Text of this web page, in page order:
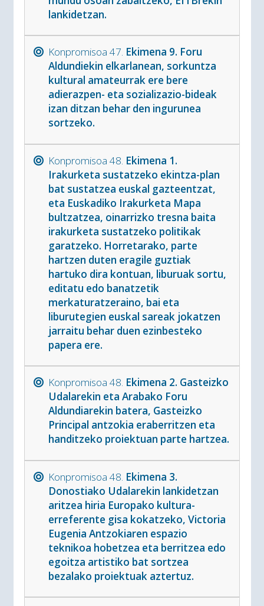
lankidetzan.
Konpromisoa 47. Ekimena 9. Foru
Aldundiekin elkarlanean, sorkuntza
kultural amateurrak ere bere
adierazpen- eta sozializazio-bideak
izan ditzan behar den ingurunea
sortzeko.
Konpromisoa 48. Ekimena 1.
Irakurketa sustatzeko ekintza-plan
bat sustatzea euskal gazteentzat,
eta Euskadiko Irakurketa Mapa
bultzatzea, oinarrizko tresna baita
irakurketa sustatzeko politikak
garatzeko. Horretarako, parte
hartzen duten eragile guztiak
hartuko dira kontuan, liburuak sortu,
editatu edo banatzetik
merkaturatzeraino, bai eta
liburutegien euskal sareak jokatzen
jarraitu behar duen ezinbesteko
papera ere.
Konpromisoa 48. Ekimena 2. Gasteizko
Udalarekin eta Arabako Foru
Aldundiarekin batera, Gasteizko
Principal antzokia eraberritzen eta
handitzeko proiektuan parte hartzea.
Konpromisoa 48. Ekimena 3.
Donostiako Udalarekin lankidetzan
aritzea hiria Europako kultura-
erreferente gisa kokatzeko, Victoria
Eugenia Antzokiaren espazio
teknikoa hobetzea eta berritzea edo
egoitza artistiko bat sortzea
bezalako proiektuak aztertuz.